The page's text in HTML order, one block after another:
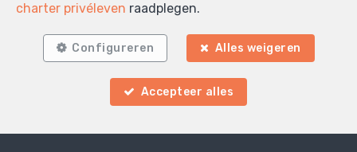
Zoek op de kaart
charter privéleven raadplegen.
Configureren Alles weigeren
Accepteer alles